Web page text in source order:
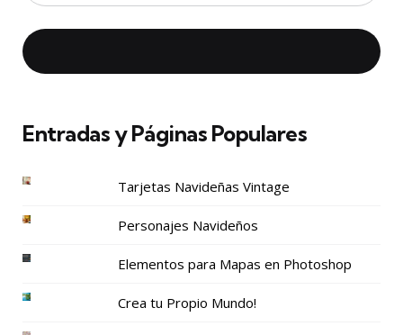
Entradas y Páginas Populares
Tarjetas Navideñas Vintage
Personajes Navideños
Elementos para Mapas en Photoshop
Crea tu Propio Mundo!